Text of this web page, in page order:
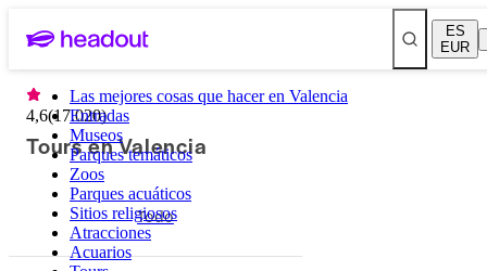
ES
EUR
Las mejores cosas que hacer en Valencia
Entradas
Museos
Parques temáticos
Zoos
Parques acuáticos
Sitios religiosos
Atracciones
Acuarios
4,6(17.020)
Tours en Valencia
Todo